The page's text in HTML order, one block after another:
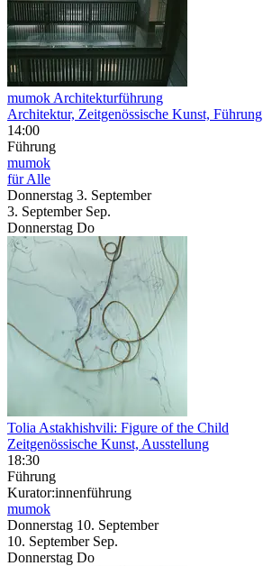
mumok Architekturführung
Architektur, Zeitgenössische Kunst, Führung
14:00
Führung
mumok
für Alle
Donnerstag 3. September
3. September Sep.
Donnerstag Do
Tolia Astakhishvili: Figure of the Child
Zeitgenössische Kunst, Ausstellung
18:30
Führung
Kurator:innenführung
mumok
Donnerstag 10. September
10. September Sep.
Donnerstag Do